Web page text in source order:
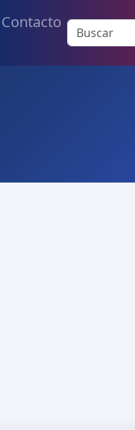
Contacto